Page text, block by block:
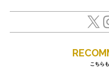
こちら